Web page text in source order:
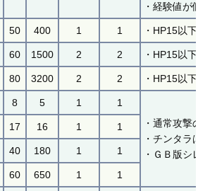
・経験値
50 400 1 1 ・HP15以
60 1500 2 2 ・HP15以
80 3200 2 2 ・HP15以
8 5 1
1
・通常攻撃
・チンタ
・ＧＢ版
17 16 1 1
40 180 1 1
60 650 1 1